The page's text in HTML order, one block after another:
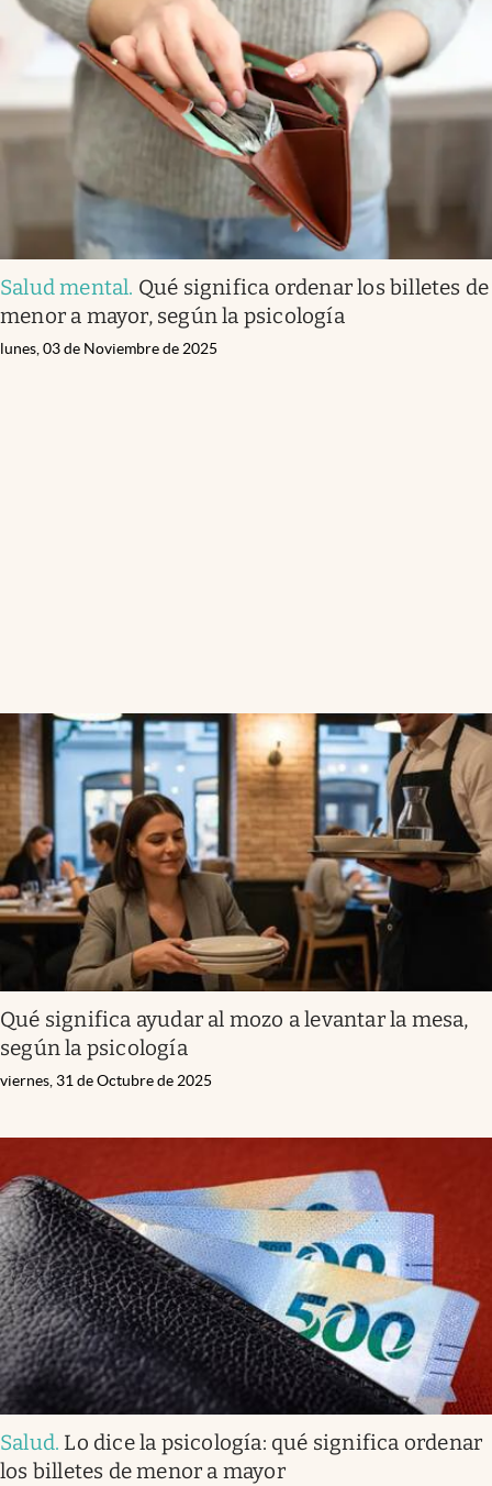
Salud mental. Qué significa ordenar los billetes de
menor a mayor, según la psicología
lunes, 03 de Noviembre de 2025
Qué significa ayudar al mozo a levantar la mesa,
según la psicología
viernes, 31 de Octubre de 2025
Salud. Lo dice la psicología: qué significa ordenar
los billetes de menor a mayor